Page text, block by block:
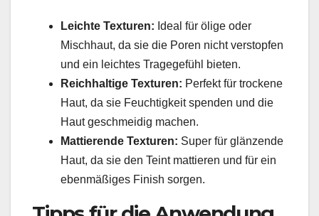
Leichte Texturen: Ideal für ölige oder
Mischhaut, da sie die Poren nicht verstopfen
und ein leichtes Tragegefühl bieten.
Reichhaltige Texturen: Perfekt für trockene
Haut, da sie Feuchtigkeit spenden und die
Haut geschmeidig machen.
Mattierende Texturen: Super für glänzende
Haut, da sie den Teint mattieren und für ein
ebenmäßiges Finish sorgen.